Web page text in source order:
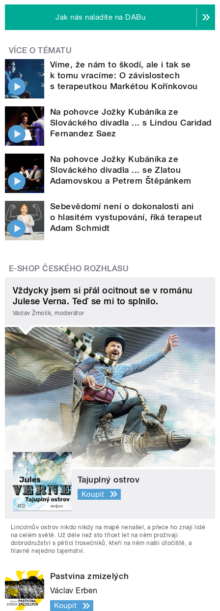
Jak nás naladíte na DABu
VÍCE O TÉMATU
Víme, že nám to škodí, ale i tak se
k tomu vracíme: O závislostech
s terapeutkou Markétou Kořínkovou
Na pohovce Jožky Kubáníka ze
Slováckého divadla ... s Lindou Caridad
Fernandez Saez
Na pohovce Jožky Kubáníka ze
Slováckého divadla ... se Zlatou
Adamovskou a Petrem Štěpánkem
Sebevědomí není o dokonalosti ani
o hlasitém vystupování, říká terapeut
Adam Schmidt
E-SHOP ČESKÉHO ROZHLASU
Vždycky jsem si přál ocitnout se v románu
Julese Verna. Teď se mi to splnilo.
Václav Žmolík, moderátor
Tajuplný ostrov
Koupit
Lincolnův ostrov nikdo nikdy na mapě nenašel, a přece ho znají lidé
na celém světě. Už déle než sto třicet let na něm prožívají
dobrodružství s pěticí trosečníků, kteří na něm našli útočiště, a
hlavně nejedno tajemství.
Pastvina zmizelých
Václav Erben
Koupit